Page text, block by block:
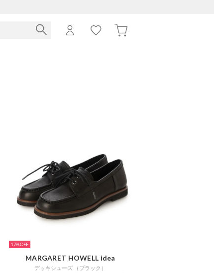
17%
MARGARET HOWELL idea
デッキシューズ （ブラック）